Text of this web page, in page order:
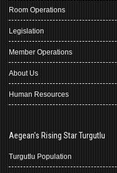
Room Operations
Legislation
Member Operations
About Us
Human Resources
Aegean's Rising Star Turgutlu
Turgutlu Population